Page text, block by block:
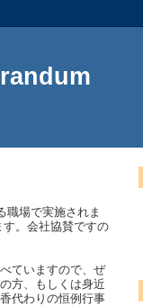
職場で実施されま
。会社協賛ですの
ていますので、ぜ
方、もしくは身近
代わりの恒例行事